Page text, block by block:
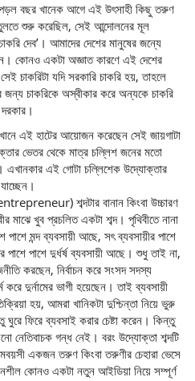
বছর খানেক আগে এই উৎসাহী কিছু তরুণ
শুরু করেছিল, সেই আন্দোলনের মূল
দেব’। আমাদের দেশের মানুষের জন্যে
কোনও একটা অজ্ঞাত কারণে এই দেশের
চাকরিটা যদি সরকারি চাকরি হয়, তাহলে
চাকরিকে অস্বীকার করে অন্যকে চাকরি
এই হাটের আয়োজন করেছেন সেই জায়গাটা
ভেতর থেকে মাত্র চল্লিশ জনের মতো
এখানকার এই গোটা চল্লিশেক উদ্যোক্তার
শব্দটার বানান কিংবা উচ্চারণ
মাঝে খুব প্রচলিত একটা শব্দ। পৃথিবীতে নানা
মন্দ ব্যবসায়ী আছে, সৎ ব্যবসায়ীর পাশে
পাশে দুর্ধর্ষ ব্যবসায়ী আছে। শুধু তাই না,
করছেন, নির্বাচন করে সংসদ সদস্য
দুর্নামের ভাগী হয়েছেন। তাই ব্যবসায়ী
হয়, আমরা খানিকটা দুশ্চিন্তা নিয়ে ভুরু
ফিরে ব্যবসাই করার চেষ্টা করেন। কিন্তু
নেতিবাচক গন্ধ নেই। বরং উদ্যোক্তা শব্দটি
একজন তরুণ কিংবা তরুণীর চেহারা ভেসে
কোনও একটা নতুন আইডিয়া নিয়ে সম্পূর্ণ